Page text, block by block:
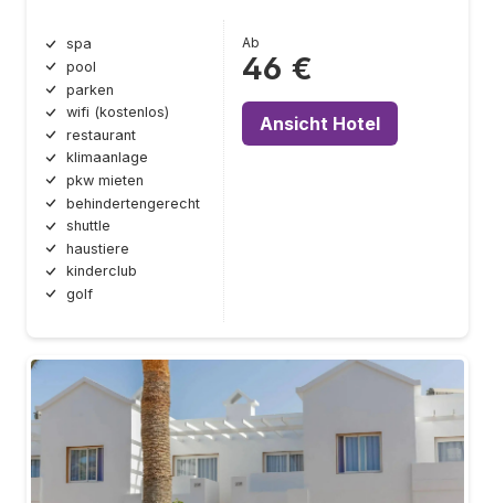
spa
pool
parken
wifi (kostenlos)
restaurant
klimaanlage
pkw mieten
behindertengerecht
shuttle
haustiere
kinderclub
golf
Ab
46 €
Ansicht Hotel